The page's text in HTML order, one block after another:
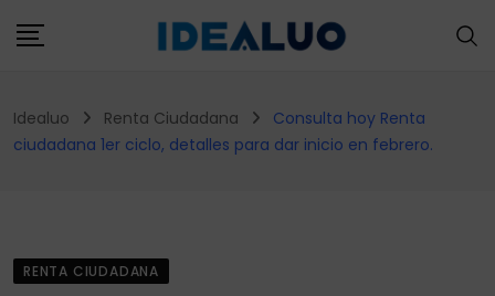
to
Idealuo Renta Ciudadana
Consulta hoy Renta
ciudadana 1er ciclo, detalles para dar inicio en febrero.
RENTA CIUDADANA